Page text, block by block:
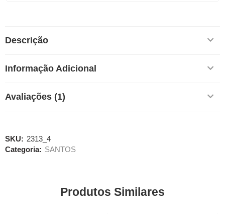
Descrição
Informação Adicional
Avaliações (1)
SKU: 2313_4
Categoria: SANTOS
Produtos Similares